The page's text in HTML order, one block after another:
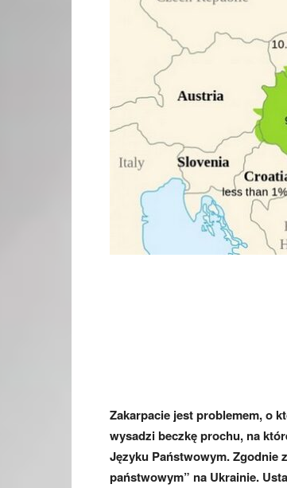
Zakarpacie jest problemem, o
wysadzi beczkę prochu, na
Języku Państwowym. Zgodnie
państwowym” na Ukrainie.